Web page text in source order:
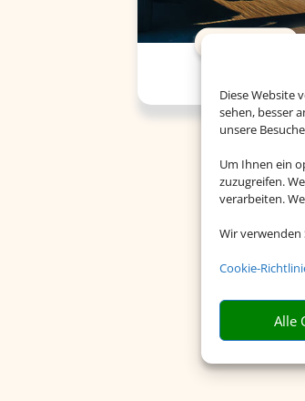
Diese Website
sehen, besser
unsere
Um Ihnen ein
zuzugreifen.
verarbeiten.
Wir verwenden
Cookie-
Alle